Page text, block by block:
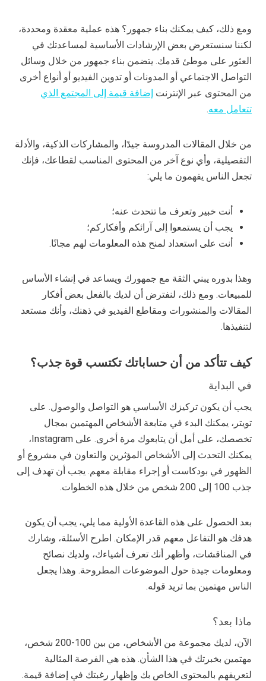
ومع ذلك، كيف يمكنك بناء جمهور؟ هذه عملية معقدة ومحددة،
لكننا سنستعرض بعض الإرشادات الأساسية لمساعدتك في
العثور على موطئ قدمك. يتضمن بناء جمهور من خلال وسائل
التواصل الاجتماعي أو المدونات أو تدوين الفيديو أو أنواع أخرى
من المحتوى عبر الإنترنت إضافة قيمة إلى المجتمع الذي
تتعامل معه.
من خلال المقالات المدروسة جيدًا، والمشاركات الذكية، والأدلة
التفصيلية، وأي نوع آخر من المحتوى المناسب لقطاعك، فإنك
تجعل الناس يفهمون ما يلي:
أنت خبير وتعرف ما تتحدث عنه؛
يجب أن يستمعوا إلى آرائكم وأفكاركم؛
أنت على استعداد لمنح هذه المعلومات لهم مجانًا.
وهذا بدوره يبني الثقة مع جمهورك ويساعد في إنشاء الأساس
للمبيعات. ومع ذلك، لنفترض أن لديك بالفعل بعض أفكار
المقالات والمنشورات ومقاطع الفيديو في ذهنك، وأنك مستعد
لتنفيذها.
كيف تتأكد من أن حساباتك تكتسب قوة جذب؟
في البداية
يجب أن يكون تركيزك الأساسي هو التواصل والوصول. على
تويتر، يمكنك البدء في متابعة الأشخاص المهتمين بمجال
تخصصك، على أمل أن يتابعوك مرة أخرى. على Instagram،
يمكنك التحدث إلى الأشخاص المؤثرين والتعاون في مشروع أو
الظهور في بودكاست أو إجراء مقابلة معهم. يجب أن تهدف إلى
جذب 100 إلى 200 شخص من خلال هذه الخطوات.
بعد الحصول على هذه القاعدة الأولية مما يلي، يجب أن يكون
هدفك هو التفاعل معهم قدر الإمكان. اطرح الأسئلة، وشارك
في المناقشات، وأظهر أنك تعرف أشياءك، ولديك نصائح
ومعلومات جيدة حول الموضوعات المطروحة. وهذا يجعل
الناس مهتمين بما تريد قوله.
ماذا بعد؟
الآن، لديك مجموعة من الأشخاص، من بين 100-200 شخص،
مهتمين بخبرتك في هذا الشأن. هذه هي الفرصة المثالية
لتعريفهم بالمحتوى الخاص بك وإظهار رغبتك في إضافة قيمة.